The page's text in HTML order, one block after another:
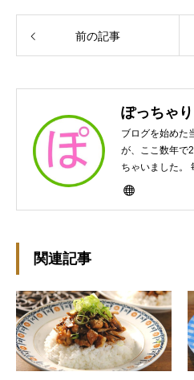
前の記事
ぽっちゃり
ブログを始めた
が、ここ数年で
ちゃいました。
作ってますんで
関連記事